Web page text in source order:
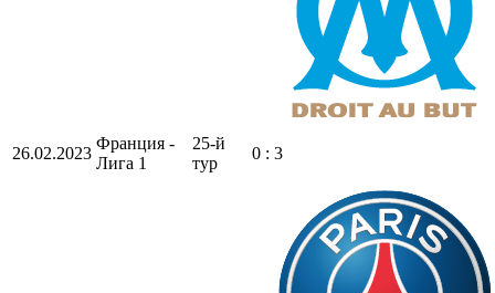
26.02.2023
Франция -
Лига 1
25-й
тур
0 : 3